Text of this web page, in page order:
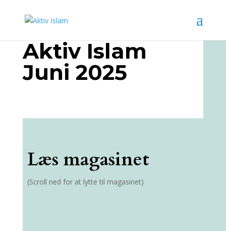
Aktiv Islam
Juni 2025
Læs magasinet
(Scroll ned for at lytte til magasinet)